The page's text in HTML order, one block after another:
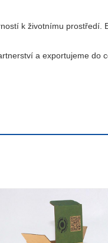
k životnímu
a exportujeme